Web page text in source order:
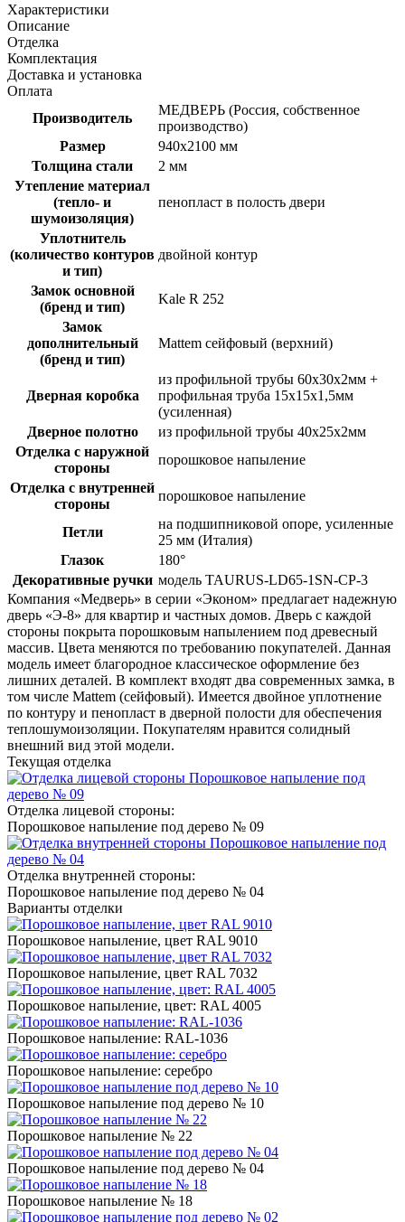
Характеристики
Описание
Отделка
Комплектация
Доставка и установка
Оплата
Производитель
МЕДВЕРЬ (Россия, собственное
производство)
Размер
940х2100 мм
Толщина стали
2 мм
Утепление материал
(тепло- и
шумоизоляция)
пенопласт в полость двери
Уплотнитель
(количество контуров
и тип)
двойной контур
Замок основной
(бренд и тип)
Kale R 252
Замок
дополнительный
(бренд и тип)
Mattem сейфовый (верхний)
Дверная коробка
из профильной трубы 60х30х2мм +
профильная труба 15х15х1,5мм
(усиленная)
Дверное полотно
из профильной трубы 40х25х2мм
Отделка с наружной
стороны
порошковое напыление
Отделка с внутренней
стороны
порошковое напыление
Петли
на подшипниковой опоре, усиленные
25 мм (Италия)
Глазок
180°
Декоративные ручки модель TAURUS-LD65-1SN-CP-3
Компания «Медверь» в серии «Эконом» предлагает надежную
дверь «Э-8» для квартир и частных домов. Дверь с каждой
стороны покрыта порошковым напылением под древесный
массив. Цвета меняются по требованию покупателей. Данная
модель имеет благородное классическое оформление без
лишних деталей. В комплект входят два современных замка, в
том числе Mattem (сейфовый). Имеется двойное уплотнение
по контуру и пенопласт в дверной полости для обеспечения
теплошумоизоляции. Покупателям нравится солидный
внешний вид этой модели.
Текущая отделка
Отделка лицевой стороны:
Порошковое напыление под дерево № 09
Отделка внутренней стороны:
Порошковое напыление под дерево № 04
Варианты отделки
Порошковое напыление, цвет RAL 9010
Порошковое напыление, цвет RAL 7032
Порошковое напыление, цвет: RAL 4005
Порошковое напыление: RAL-1036
Порошковое напыление: серебро
Порошковое напыление под дерево № 10
Порошковое напыление № 22
Порошковое напыление под дерево № 04
Порошковое напыление № 18